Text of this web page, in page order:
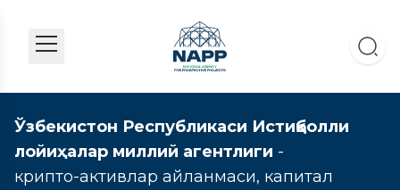
Ўзбекистон Республикаси Истиқболли
лойиҳалар миллий агентлиги -
крипто-активлар айланмаси, капитал